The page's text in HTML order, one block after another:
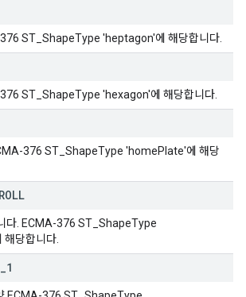
ST_ShapeType 'heptagon'에 해당합니다.
ST_ShapeType 'hexagon'에 해당합니다.
376 ST_ShapeType 'homePlate'에 해당
다. ECMA-376 ST_ShapeType
당합니다.
1